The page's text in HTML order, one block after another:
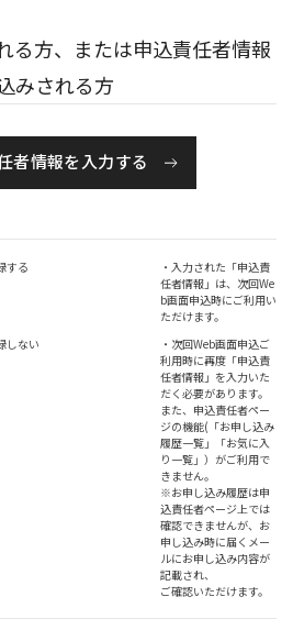
る方、または申込責任者情報
みされる方
者情報を入力する
する
・入力された「申込責
任者情報」は、次回We
b画面申込時にご利用い
ただけます。
しない
・次回Web画面申込ご
利用時に再度「申込責
任者情報」を入力いた
だく必要があります。
また、申込責任者ペー
ジの機能(「お申し込み
履歴一覧」「お気に入
り一覧」）がご利用で
きません。
※お申し込み履歴は申
込責任者ページ上では
確認できませんが、お
申し込み時に届くメー
ルにお申し込み内容が
記載され、
ご確認いただけます。